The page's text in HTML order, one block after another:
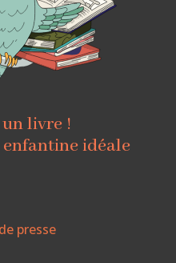
livre !
idéale
presse